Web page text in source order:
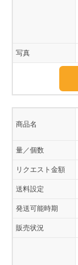
写真
商品名
量／個数
リクエスト金額
送料設定
発送可能時期
販売状況